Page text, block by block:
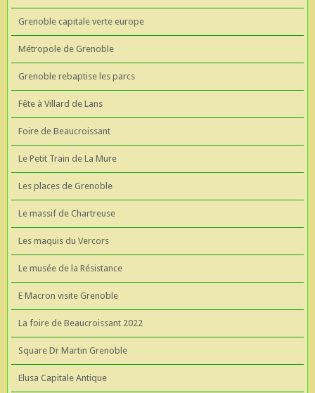
Grenoble capitale verte europe
Métropole de Grenoble
Grenoble rebaptise les parcs
Fête à Villard de Lans
Foire de Beaucroissant
Le Petit Train de La Mure
Les places de Grenoble
Le massif de Chartreuse
Les maquis du Vercors
Le musée de la Résistance
E Macron visite Grenoble
La foire de Beaucroissant 2022
Square Dr Martin Grenoble
Elusa Capitale Antique